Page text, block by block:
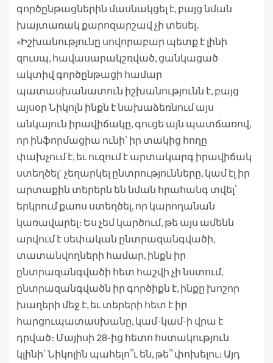
գործընթացներին մասնակցել է, բայց նման
խայտառակ քարոզարշավ չի տեսել․
«Իշխանությունը սովորաբար պետք է լինի
զուսպ, հավասարակշռված, ցանկացած
ակտիվ գործընթացի համար
պատասխանատուն իշխանությունն է, բայց
այսօր Նիկոլն ինքն է նախաձեռնում այս
անկայուն իրավիճակը, գուցե այն պատճառով,
որ ինֆորմացիա ունի՝ իր տակից հողը
փախչում է, եւ ուզում է արտակարգ իրավիճակ
ստեղծել` չեղարկել ընտրությունները, կամ էլ իր
արտաքին տերերն են նման հրահանգ տվել՝
երկրում քաոս ստեղծել, որ կարողանան
կառավարել։ Ես չեմ կարծում, թե այս ամենն
արվում է սեփական ընտրազանգվածի,
տատանվողների համար, ինքն իր
ընտրազանգվածի հետ հաշվի չի նստում,
ընտրազանգվածն իր գործիքն է, ինքը խոշոր
խաղերի մեջ է, եւ տերերի հետ է իր
հարցուպատասխանը, կամ-կամ-ի վրա է
դրված։ Մայիսի 28-ից հետո հստակություն
կլինի՝ Նիկոլին պահելո՞ւ են, թե՞ փոխելու։ Այդ